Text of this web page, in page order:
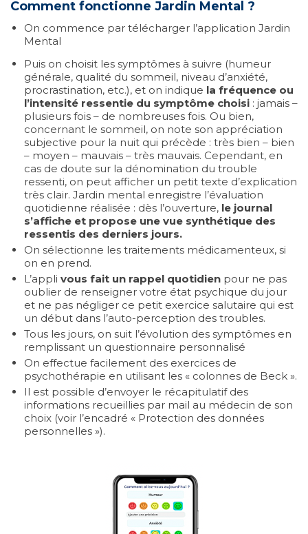
Comment fonctionne Jardin Mental ?
On commence par télécharger l’application Jardin
Mental
Puis on choisit les symptômes à suivre (humeur
générale, qualité du sommeil, niveau d’anxiété,
procrastination, etc.), et on indique la fréquence ou
l’intensité ressentie du symptôme choisi : jamais –
plusieurs fois – de nombreuses fois. Ou bien,
concernant le sommeil, on note son appréciation
subjective pour la nuit qui précède : très bien – bien
– moyen – mauvais – très mauvais. Cependant, en
cas de doute sur la dénomination du trouble
ressenti, on peut afficher un petit texte d’explication
très clair. Jardin mental enregistre l’évaluation
quotidienne réalisée : dès l’ouverture, le journal
s’affiche et propose une vue synthétique des
ressentis des derniers jours.
On sélectionne les traitements médicamenteux, si
on en prend.
L’appli vous fait un rappel quotidien pour ne pas
oublier de renseigner votre état psychique du jour
et ne pas négliger ce petit exercice salutaire qui est
un début dans l’auto-perception des troubles.
Tous les jours, on suit l’évolution des symptômes en
remplissant un questionnaire personnalisé
On effectue facilement des exercices de
psychothérapie en utilisant les « colonnes de Beck ».
Il est possible d’envoyer le récapitulatif des
informations recueillies par mail au médecin de son
choix (voir l’encadré « Protection des données
personnelles »).